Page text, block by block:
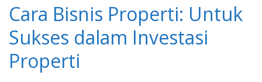
Cara Bisnis Properti: Untuk
Sukses dalam Investasi
Properti